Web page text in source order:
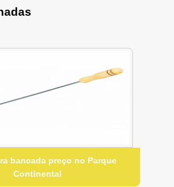
bancada preço no Parque
Continental